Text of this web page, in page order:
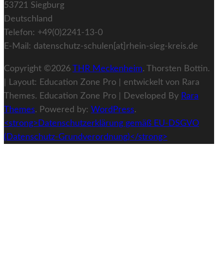
53721 Siegburg
Deutschland
Telefon: +49(0)2241-13-0
E-Mail: datenschutz-schulen[at]rhein-sieg-kreis.de
Copyright ©2026 THR Meckenheim. Thorsten Bottin.
| Layout: Education Zone Pro | entwickelt von Rara
Themes. Education Zone Pro | Developed By Rara
Themes. Powered by: WordPress.
<strong>Datenschutzerklärung gemäß EU-DSGVO
(Datenschutz-Grundverordnung)</strong>